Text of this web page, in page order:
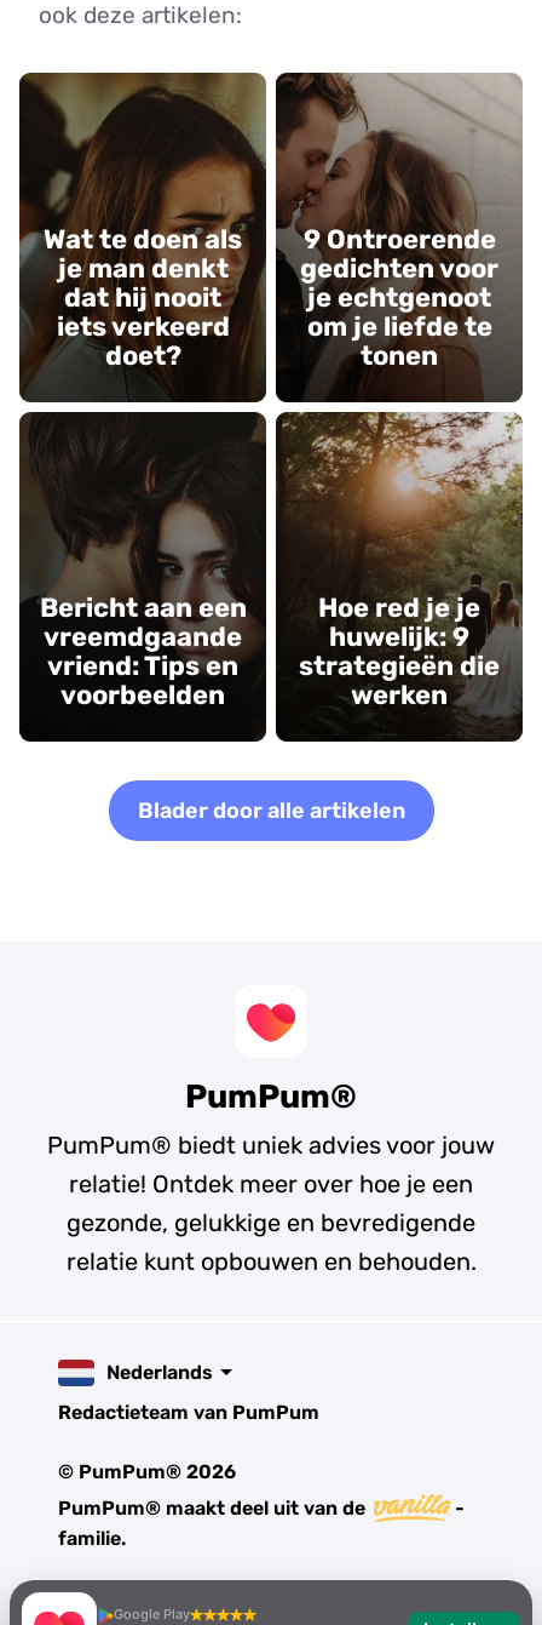
ook deze artikelen:
Wat te doen als
je man denkt
dat hij nooit
iets verkeerd
doet?
9 Ontroerende
gedichten voor
je echtgenoot
om je liefde te
tonen
Bericht aan een
vreemdgaande
vriend: Tips en
voorbeelden
Hoe red je je
huwelijk: 9
strategieën die
werken
Blader door alle artikelen
PumPum®
PumPum® biedt uniek advies voor jouw
relatie! Ontdek meer over hoe je een
gezonde, gelukkige en bevredigende
relatie kunt opbouwen en behouden.
Nederlands
Redactieteam van PumPum
© PumPum® 2026
PumPum® maakt deel uit van de
-
familie.
Google Play